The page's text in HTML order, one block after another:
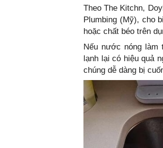
Theo The Kitchn,
Plumbing (Mỹ), cho
hoặc chất béo trên
Nếu nước nóng làm
lạnh lại có hiệu quả
chúng dễ dàng bị